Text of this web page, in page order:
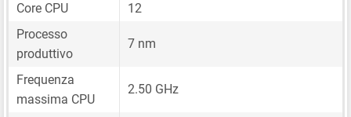
Core CPU
12
Processo
produttivo
7 nm
Frequenza
massima CPU
2.50 GHz